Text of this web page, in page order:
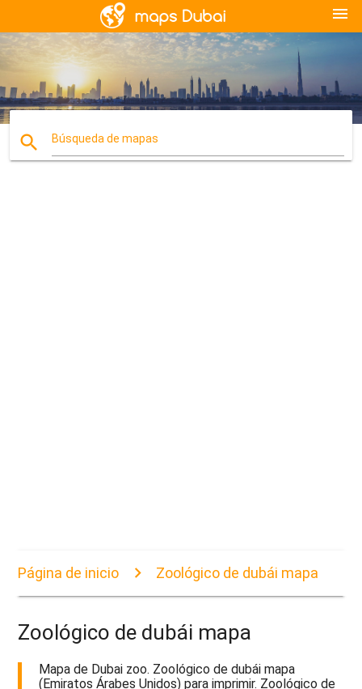
menu
search Búsqueda de mapas
Página de inicio Zoológico de dubái mapa
Zoológico de dubái mapa
Mapa de Dubai zoo. Zoológico de dubái mapa
(Emiratos Árabes Unidos) para imprimir. Zoológico de